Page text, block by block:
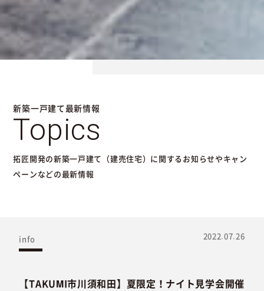
新築一戸建て最新情報
Topics
拓匠開発の新築一戸建て（建売住宅）に関するお知らせやキャン
ペーンなどの最新情報
info 2022.07.26
【TAKUMI市川須和田】夏限定！ナイト見学会開催